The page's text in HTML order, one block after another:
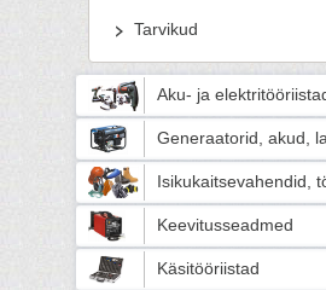
Tarvikud
Aku- ja
Generaatorid, akud,
Isikukaitsevahendid,
Keevitusseadmed
Käsitööriistad